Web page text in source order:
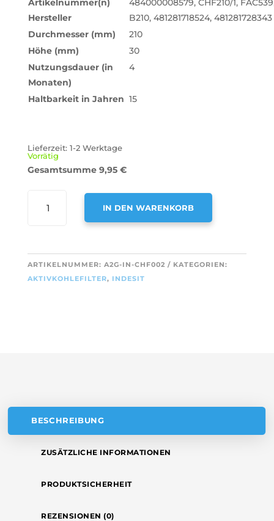
Hersteller
B210, 481281718524, 481281728343
Durchmesser (mm)
210
Höhe (mm)
30
Nutzungsdauer (in
Monaten)
4
Haltbarkeit in Jahren 15
Lieferzeit: 1-2 Werktage
Vorrätig
Gesamtsumme 9,95 €
AKTIVKOHLEFILTER
FÜR
INDESIT
484000008579
IN DEN WARENKORB
T
E
ARTIKELNUMMER: A2G-IN-CHF002
KATEGORIEN:
AKTIVKOHLEFILTER, INDESIT
BESCHREIBUNG
ZUSÄTZLICHE INFORMATIONEN
PRODUKTSICHERHEIT
REZENSIONEN (0)